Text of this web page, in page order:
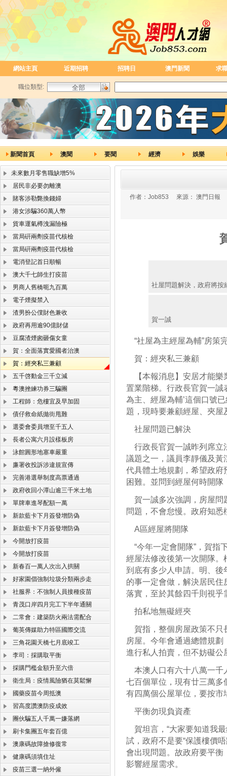
網站主頁 近期招聘 招聘日 澳門新聞 求
職位類型:
新聞首頁 澳聞 要聞 經濟 娛樂
未來數月零售職缺增5%
居民非必要勿離澳
賭客涉勒斃換錢婦
港女涉騙360萬人幣
貨車運氣樽洩漏險極
當局硏兩劑疫苗代核檢
當局硏兩劑疫苗代核檢
電消登記首日順暢
澳大千七師生打疫苗
男商人舊橋呃九百萬
電子煙擬禁入
渣男扮公僕財色兼收
政府再用逾90億財儲
豆腐渣煙囪砸傷女童
賀：全面落實愛國者治澳
賀：經夾私三兼顧
五千啓動金三千立減
粵澳挫練功券三騙團
工程師：危樓宜及早加固
債仔救命紙拋街甩難
選委會委員增至千五人
長者公寓六月設樣板房
泳館圓形地塞車嚴重
廉署收投訴涉違規宣傳
完善港選舉制度高票通過
政府收回小潭山逾三千米土地
單牌車進琴配額一萬
新款藍卡下月簽發增防偽
新款藍卡下月簽發增防偽
今開放打疫苗
今開放打疫苗
新春百一萬人次出入拱關
好家園倡強制垃圾分類兩步走
社服界：不強制人員接種疫苗
青茂口岸四月完工下半年通關
二常會：建築防火兩法需配合
葡英傳媒助力特區國際交流
三角花園天橋七月底竣工
李司：採購取平衡
採購門檻金額升至六倍
衛生局：疫情風險猶在莫鬆懈
國藥疫苗今周抵澳
習高度讚澳防疫成效
團伙騙五人千萬一嫌落網
刷卡集團五年套百億
澳康碼故障搶修復常
健康碼須填住址
疫苗三選一納外僱
作者： Job853 來源： 澳門日報
社屋問題解決，政府將按
賀一誠
“社屋為主經屋為輔”房策
賀：經夾私三兼顧
【本報消息】安居才能樂
置業階梯。行政長官賀一誠
為主、經屋為輔’這個口號
題，現時要兼顧經屋、夾屋
社屋問題已解決
行政長官賀一誠昨列席立
議題之一，議員李靜儀及
代具體土地規劃，希望政
困難。並問到經屋何時開
賀一誠多次強調，房屋問
問題，不會怠慢。政府知
A區經屋將開隊
“今年一定會開隊”，賀指
經屋法修改後第一次開隊
到底有多少人申請。明、
的事一定會做，解決居民
落實，至於其餘四千則視乎
拍私地無礙經夾
賀指，整個房屋政策不只
房屋。今年會通過總體規
進行私人拍賣，但不妨礙公
本澳人口有六十八萬一千
七百個單位，現有廿三萬
有四萬個公屋單位，要按市
平衡勿現負資產
賀坦言，“大家要知道我
試，政府不是要“保護樓價
會出現問題。故政府要平
影響經屋需求。